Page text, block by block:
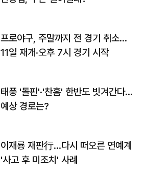
프로야구, 주말까지 전 경기 취소…
11일 재개·오후 7시 경기 시작
태풍 '돌핀'·'찬홈' 한반도 빗겨간다…
예상 경로는?
이재룡 재판行…다시 떠오른 연예계
'사고 후 미조치' 사례